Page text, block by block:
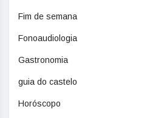
Fim de semana
Fonoaudiologia
Gastronomia
guia do castelo
Horóscopo